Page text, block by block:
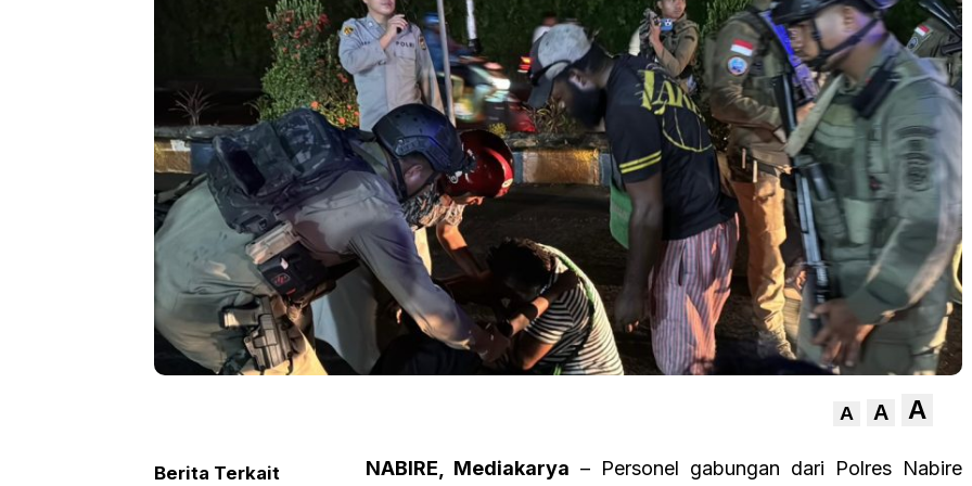
A A A
NABIRE, Mediakarya – Personel gabungan dari Polres Nabire
Berita Terkait